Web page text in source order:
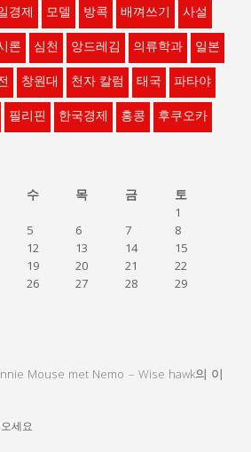
경제 모델 방콕 배껴쓰기
사설
론 심천 앙드레김 의류학과
일본
창원대 천자 칼럼 태국
파타야
필리핀 한국경제 홍콩 후쿠오카
수 목 금
토
1
5 6 7
8
12 13 14
15
19 20 21
22
26 27 28
29
Mouse met Nemo – Wise hawk의 이
세요